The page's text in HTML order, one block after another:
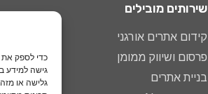
גישה למידע
גלישה או
שירותים מובילים
קידום אתרים אורגני
פרסום ושיווק ממומן
בניית אתרים